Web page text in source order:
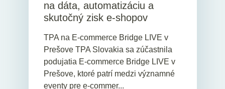
na dáta, automatizáciu a
skutočný zisk e-shopov
TPA na E-commerce Bridge LIVE v
Prešove TPA Slovakia sa zúčastnila
podujatia E-commerce Bridge LIVE v
Prešove, ktoré patrí medzi významné
eventy pre e-commer...